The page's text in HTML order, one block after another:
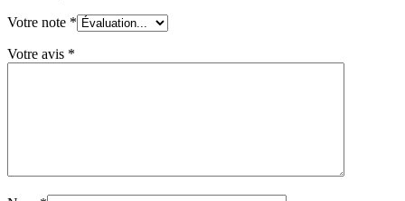
Votre note *
Votre avis *